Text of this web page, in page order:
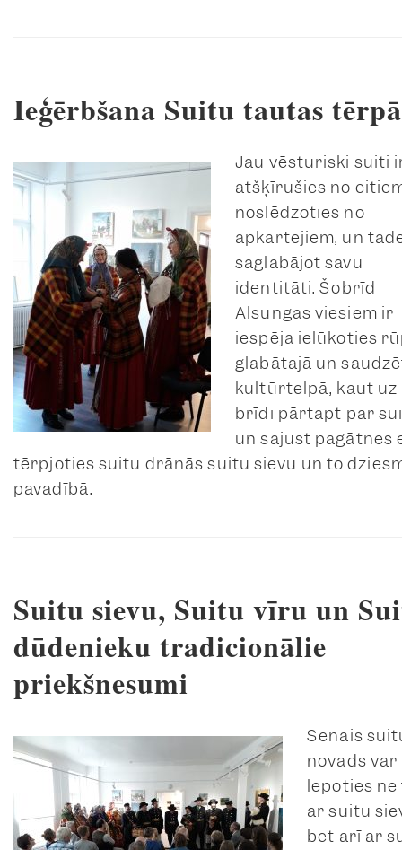
Ieģērbšana Suitu tautas tērpā
Jau vēsturiski suiti
atšķīrušies no
noslēdzoties no
apkārtējiem, un
saglabājot savu
identitāti. Šobrīd
Alsungas viesiem ir
iespēja ielūkoties
glabātajā un
kultūrtelpā, kaut uz
brīdi pārtapt par
un sajust pagātnes
tērpjoties suitu drānās suitu sievu un to
pavadībā.
Suitu sievu, Suitu vīru un
dūdenieku tradicionālie
priekšnesumi
Senais
novads var
lepoties
ar suitu
bet arī ar